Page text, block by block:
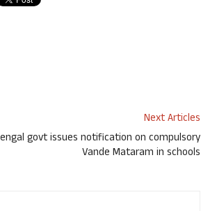
Next Articles
govt issues notification on compulsory
Vande Mataram in schools​